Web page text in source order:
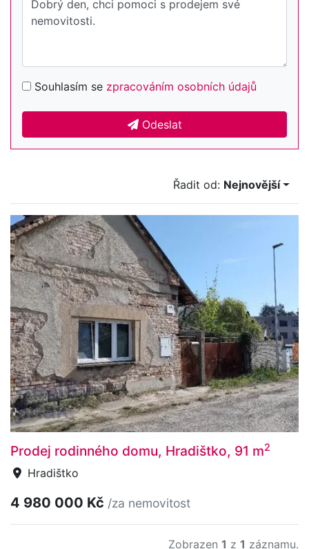
Souhlasím se zpracováním osobních údajů
Odeslat
Řadit od: Nejnovější
Prodej rodinného domu, Hradištko, 91 m2
Hradištko
4 980 000 Kč /za nemovitost
Zobrazen 1 z 1 záznamu.